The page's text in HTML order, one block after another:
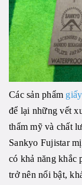
Các sản phẩm
để lại những vết
thẩm mỹ và chất
Sankyo Fujistar
có khả năng khắc
trở nên nổi bật,